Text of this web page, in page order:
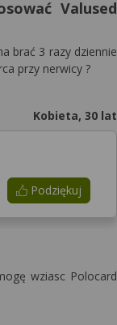
Valused
brać 3 razy dziennie
przy nerwicy ?
Kobieta, 30 lat
Podziękuj
wziasc Polocard